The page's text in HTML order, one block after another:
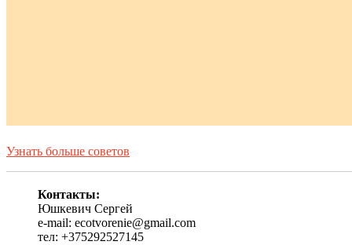
Узнать больше советов
Контакты:
Юшкевич Сергей
e-mail: ecotvorenie@gmail.com
тел: +375292527145